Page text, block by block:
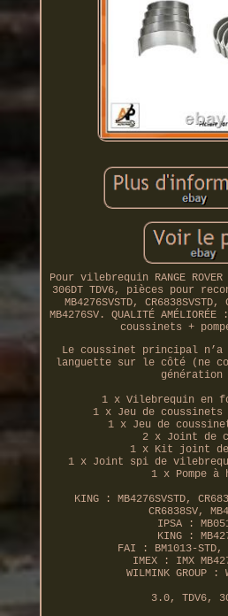
Pour vilebrequin RANGE
306DT TDV6, pièces pour
MB4276SVSTD,
MB4276SV. QUALITÉ
coussinets +
Le coussinet principal n’a
languette sur le côté (ne
1 x Vilebrequin en
1 x Jeu de
1 x Jeu de
2 x Joint de
1 x Kit joint de
1 x Joint spi de
1 x Pompe à
KING : MB4276SVSTD,
CR6838SV,
IPSA :
KING :
FAI : BM1013-STD,
IMEX : IMX
WILMINK GROUP :
3.0, TDV6,